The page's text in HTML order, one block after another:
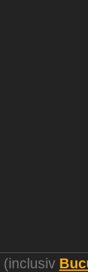
(inclusiv